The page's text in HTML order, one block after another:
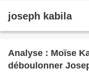
joseph kabila
Analyse : Moïse
déboulonner